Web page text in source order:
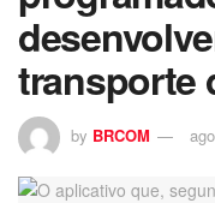
transporte
by BRCOM